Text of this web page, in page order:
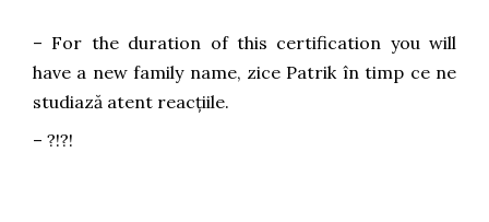
– For the duration of this certification you will
have a new family name, zice Patrik în timp ce ne
studiază atent reacțiile.
– ?!?!